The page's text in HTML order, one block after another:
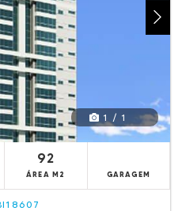
1 / 1
92
ÁREA M2 GARAGEM